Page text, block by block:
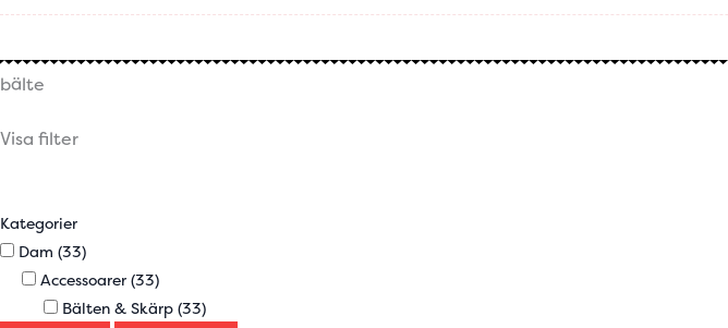
bälte
Visa filter
Kategorier
Dam (33)
Accessoarer (33)
Bälten & Skärp (33)